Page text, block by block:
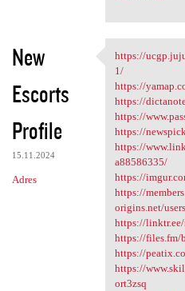
New
Escorts
Profile
15.11.2024
Adres
https://
https://
1/
https://
https://
https://
https://
https://
a88586335/
https://
https://
origins.net/
https://
https://files.fm/
https://
https://
ort3zsq